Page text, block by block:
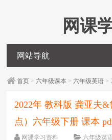
网课
网站导航
首页 >六年级课本 >六年级英语 >
2022年 教科版 龚亚夫
点）六年级下册 课本
网课学习资料 六年级英